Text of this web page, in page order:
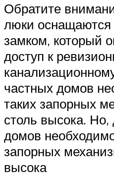
Обратите
люки
замком, который
доступ к
частных домов
таких запорных
столь высока.
домов
запорных
высока